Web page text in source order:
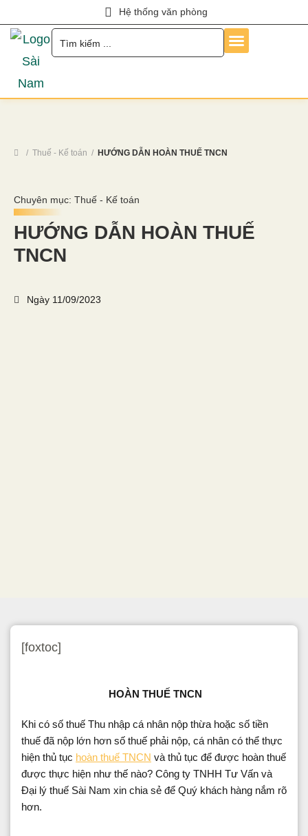
Hệ thống văn phòng
Thuế - Kế toán HƯỚNG DẪN HOÀN THUẾ TNCN
Chuyên mục: Thuế - Kế toán
HƯỚNG DẪN HOÀN THUẾ
TNCN
Ngày 11/09/2023
[foxtoc]
HOÀN THUẾ TNCN
Khi có số thuế Thu nhập cá nhân nộp thừa hoặc số tiền
thuế đã nộp lớn hơn số thuế phải nộp, cá nhân có thể thực
hiện thủ tục hoàn thuế TNCN và thủ tục để được hoàn thuế
được thực hiện như thế nào? Công ty TNHH Tư Vấn và
Đại lý thuế Sài Nam xin chia sẻ để Quý khách hàng nắm rõ
hơn.